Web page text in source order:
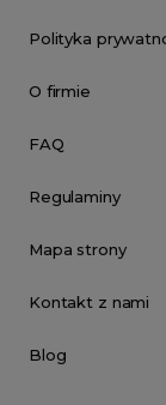
Polityka
O firmie
FAQ
Regulaminy
Mapa strony
Kontakt z nami
Blog